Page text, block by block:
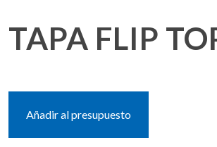
TAPA FLIP
Añadir al presupuesto